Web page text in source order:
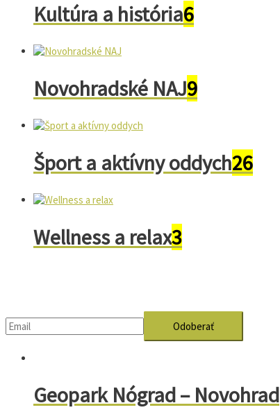
Kultúra a história6
Novohradské NAJ9
Šport a aktívny oddych26
Wellness a relax3
Geopark Nógrad – Novohrad